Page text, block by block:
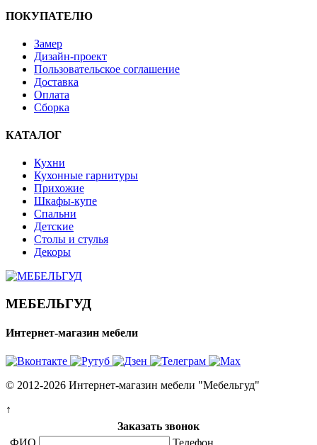
ПОКУПАТЕЛЮ
Замер
Дизайн-проект
Пользовательское соглашение
Доставка
Оплата
Сборка
КАТАЛОГ
Кухни
Кухонные гарнитуры
Прихожие
Шкафы-купе
Спальни
Детские
Столы и стулья
Декоры
МЕБЕЛЬГУД
Интернет-магазин мебели
© 2012-2026 Интернет-магазин мебели "Мебельгуд"
↑
Заказать звонок
ФИО
Телефон